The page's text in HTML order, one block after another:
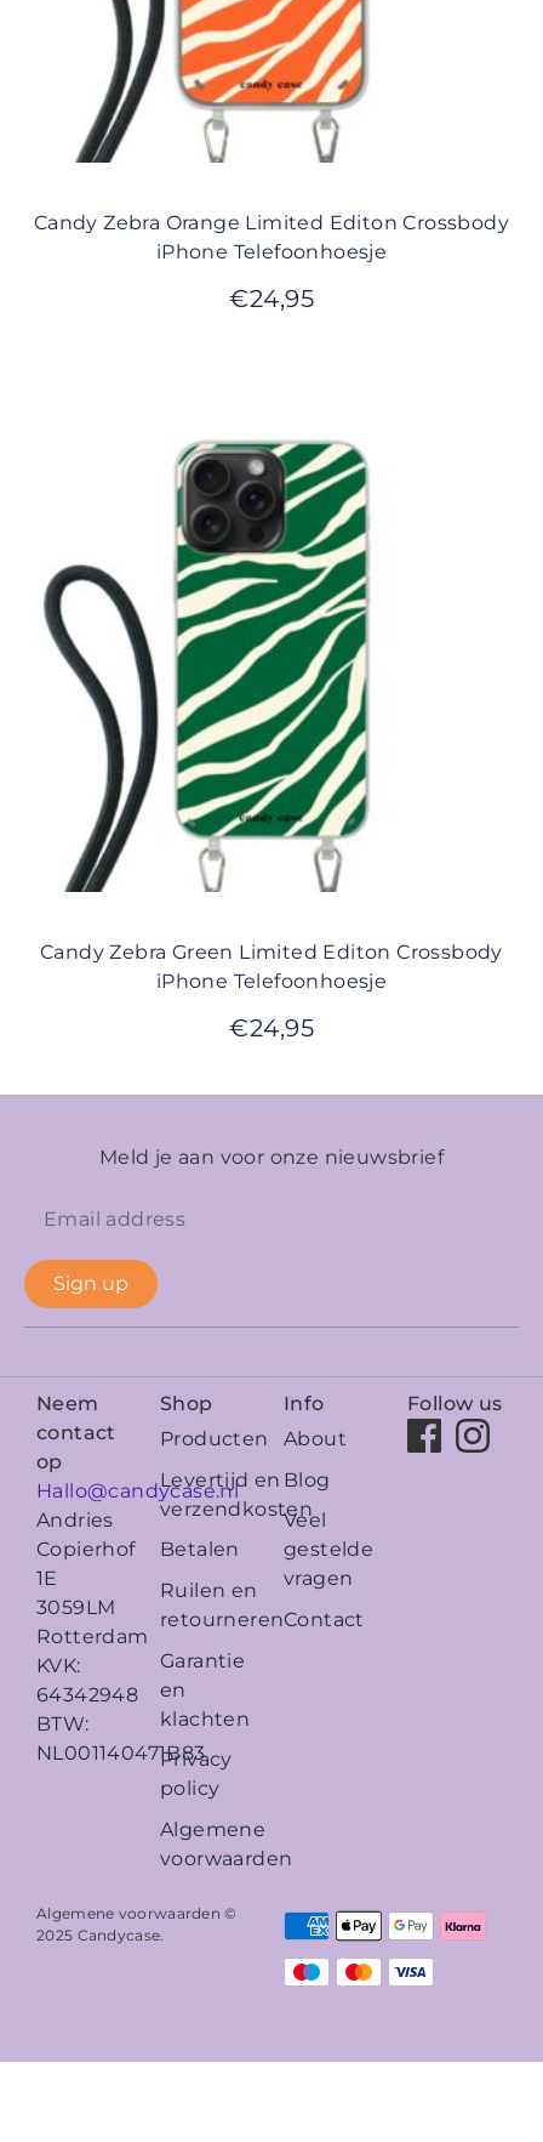
Candy Zebra Orange Limited Editon Crossbody
iPhone Telefoonhoesje
€24,95
Candy Zebra Green Limited Editon Crossbody
iPhone Telefoonhoesje
€24,95
Meld je aan voor onze nieuwsbrief
Sign up
Neem
contact
op
Hallo@candycase.nl
Andries
Copierhof
1E
3059LM
Rotterdam
KVK:
64342948
BTW:
NL001140471B83
Shop
Producten
Levertijd en
verzendkosten
Betalen
Ruilen en
retourneren
Garantie
en
klachten
Privacy
policy
Algemene
voorwaarden
Info
About
Blog
Veel
gestelde
vragen
Contact
Follow us
Algemene voorwaarden ©
2025 Candycase.